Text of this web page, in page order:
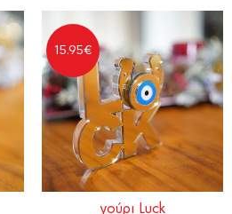
15.95€
γούρι Luck